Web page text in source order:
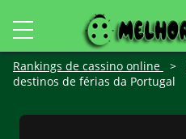
Rankings de cassino online >
destinos de férias da Portugal